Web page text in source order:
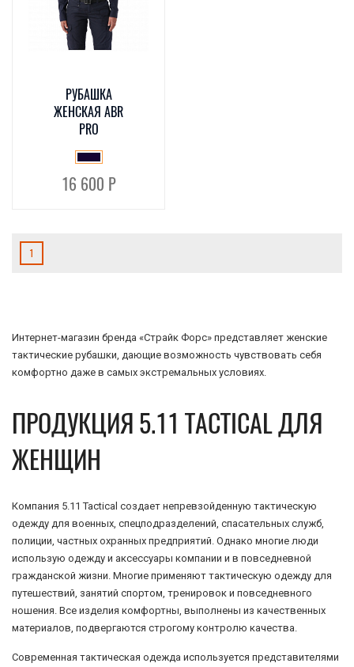
РУБАШКА
ЖЕНСКАЯ ABR
PRO
16 600 Р
1
Интернет-магазин бренда «Страйк Форс» представляет женские
тактические рубашки, дающие возможность чувствовать себя
комфортно даже в самых экстремальных условиях.
ПРОДУКЦИЯ 5.11 TACTICAL ДЛЯ
ЖЕНЩИН
Компания 5.11 Tactical создает непревзойденную тактическую
одежду для военных, спецподразделений, спасательных служб,
полиции, частных охранных предприятий. Однако многие люди
использую одежду и аксессуары компании и в повседневной
гражданской жизни. Многие применяют тактическую одежду для
путешествий, занятий спортом, тренировок и повседневного
ношения. Все изделия комфортны, выполнены из качественных
материалов, подвергаются строгому контролю качества.
Современная тактическая одежда используется представителями